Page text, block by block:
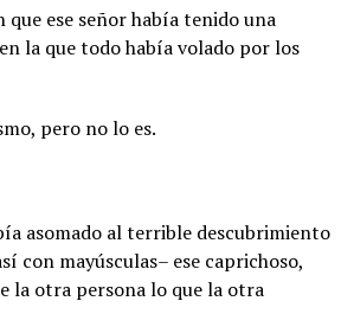
que ese señor había tenido una
la que todo había volado por los
pero no lo es.
asomado al terrible descubrimiento
con mayúsculas– ese caprichoso,
la otra persona lo que la otra